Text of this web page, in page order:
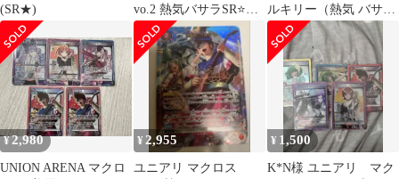
(SR★)
vo.2 熱気バサラSR⭐他
4枚セット
ルキリー（熱気 バサ
ラ）(SR){赤}
[UA36BT] ユニオンア
リーナ
¥2,980
UNION ARENA マクロ
¥ 2,955
ユニアリ マクロス
¥ 1,500
K*N様 ユニアリ マク